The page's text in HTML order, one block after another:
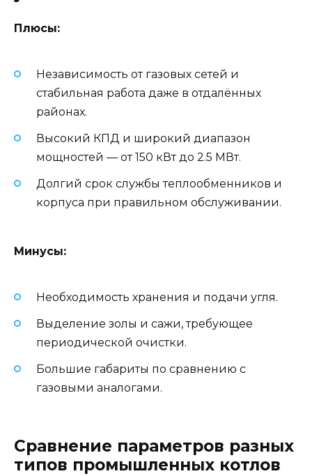
Плюсы:
Независимость от газовых сетей и
стабильная работа даже в отдалённых
районах.
Высокий КПД и широкий диапазон
мощностей — от 150 кВт до 2.5 МВт.
Долгий срок службы теплообменников и
корпуса при правильном обслуживании.
Минусы:
Необходимость хранения и подачи угля.
Выделение золы и сажи, требующее
периодической очистки.
Большие габариты по сравнению с
газовыми аналогами.
Сравнение параметров разных
типов промышленных котлов